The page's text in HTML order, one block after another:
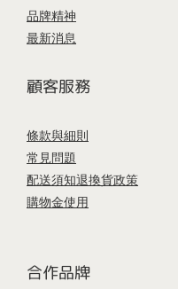
品牌精神
最新消息
顧客服務
條款與細則
常見問題
配送須知退換貨政策
購物金使用
合作品牌